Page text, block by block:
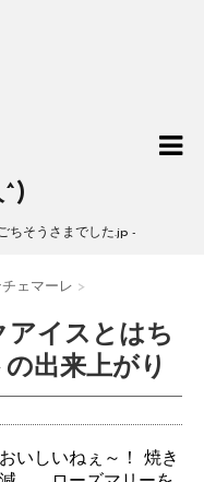
ちそうさまでした.jp -
チェマーレ >
アイスとはち
出来上がり
いしいねぇ～！ 焼き